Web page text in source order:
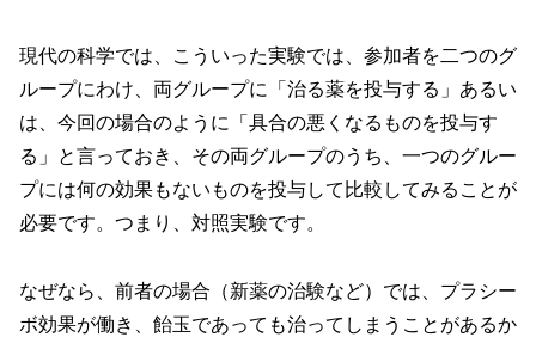
現代の科学では、こういった実験では、参加者を二つのグ
ループにわけ、両グループに「治る薬を投与する」あるい
は、今回の場合のように「具合の悪くなるものを投与す
る」と言っておき、その両グループのうち、一つのグルー
プには何の効果もないものを投与して比較してみることが
必要です。つまり、対照実験です。
なぜなら、前者の場合（新薬の治験など）では、プラシー
ボ効果が働き、飴玉であっても治ってしまうことがあるか